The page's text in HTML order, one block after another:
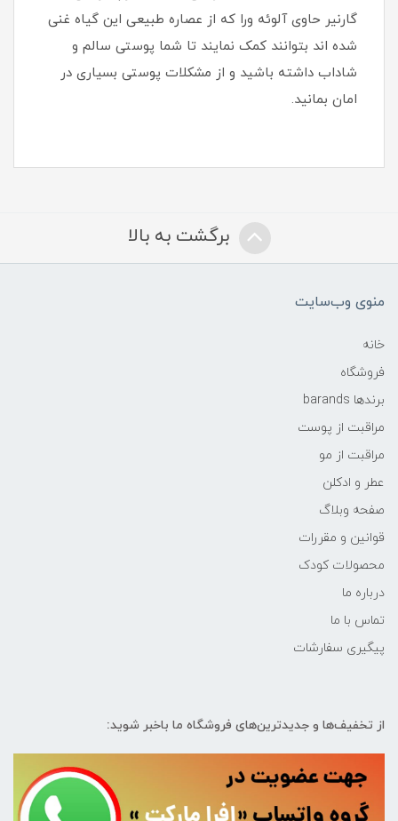
گارنیر حاوی آلوئه ورا که از عصاره طبیعی این گیاه غنی
شده اند بتوانند کمک نمایند تا شما پوستی سالم و
شاداب داشته باشید و از مشکلات پوستی بسیاری در
امان بمانید.
برگشت به بالا
منوی وب‌سایت
خانه
فروشگاه
برندها barands
مراقبت از پوست
مراقبت از مو
عطر و ادکلن
صفحه وبلاگ
قوانین و مقررات
محصولات کودک
درباره ما
تماس با ما
پیگیری سفارشات
از تخفیف‌ها و جدیدترین‌های فروشگاه ما باخبر شوید: